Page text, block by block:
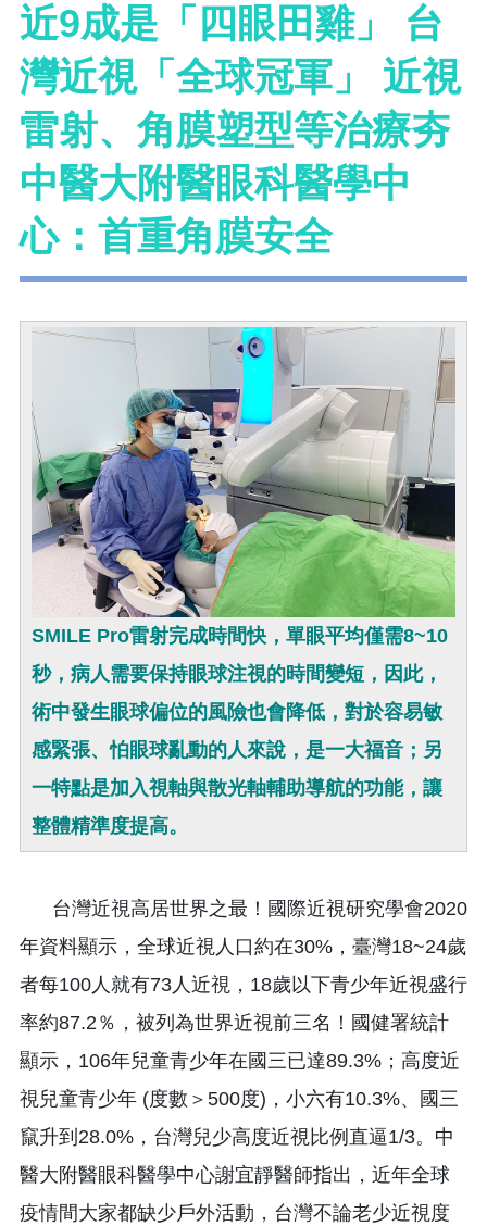
近9成是「四眼田雞」 台
灣近視「全球冠軍」 近視
雷射、角膜塑型等治療夯
中醫大附醫眼科醫學中
心：首重角膜安全
SMILE Pro雷射完成時間快，單眼平均僅需8~10
秒，病人需要保持眼球注視的時間變短，因此，
術中發生眼球偏位的風險也會降低，對於容易敏
感緊張、怕眼球亂動的人來說，是一大福音；另
一特點是加入視軸與散光軸輔助導航的功能，讓
整體精準度提高。
台灣近視高居世界之最！國際近視研究學會2020
年資料顯示，全球近視人口約在30%，臺灣18~24歲
者每100人就有73人近視，18歲以下青少年近視盛行
率約87.2％，被列為世界近視前三名！國健署統計
顯示，106年兒童青少年在國三已達89.3%；高度近
視兒童青少年 (度數＞500度)，小六有10.3%、國三
竄升到28.0%，台灣兒少高度近視比例直逼1/3。中
醫大附醫眼科醫學中心謝宜靜醫師指出，近年全球
疫情間大家都缺少戶外活動，台灣不論老少近視度